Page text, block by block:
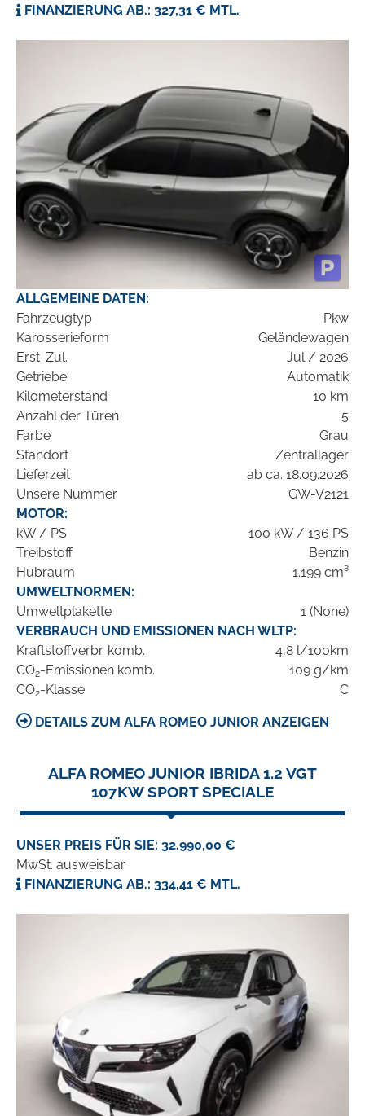
FINANZIERUNG AB.: 327,31 € MTL.
ALLGEMEINE DATEN:
Fahrzeugtyp
Pkw
Karosserieform
Geländewagen
Erst-Zul.
Jul / 2026
Getriebe
Automatik
Kilometerstand
10 km
Anzahl der Türen
5
Farbe
Grau
Standort
Zentrallager
Lieferzeit
ab ca. 18.09.2026
Unsere Nummer
GW-V2121
MOTOR:
kW / PS
100 kW / 136 PS
Treibstoff
Benzin
Hubraum
1.199 cm³
UMWELTNORMEN:
Umweltplakette
1 (None)
VERBRAUCH UND EMISSIONEN NACH WLTP:
Kraftstoffverbr. komb.
4,8 l/100km
CO2-Emissionen komb.
109 g/km
CO2-Klasse C
DETAILS ZUM ALFA ROMEO JUNIOR ANZEIGEN
ALFA ROMEO JUNIOR IBRIDA 1.2 VGT
107KW SPORT SPECIALE
UNSER PREIS FÜR SIE: 32.990,00 €
MwSt. ausweisbar
FINANZIERUNG AB.: 334,41 € MTL.